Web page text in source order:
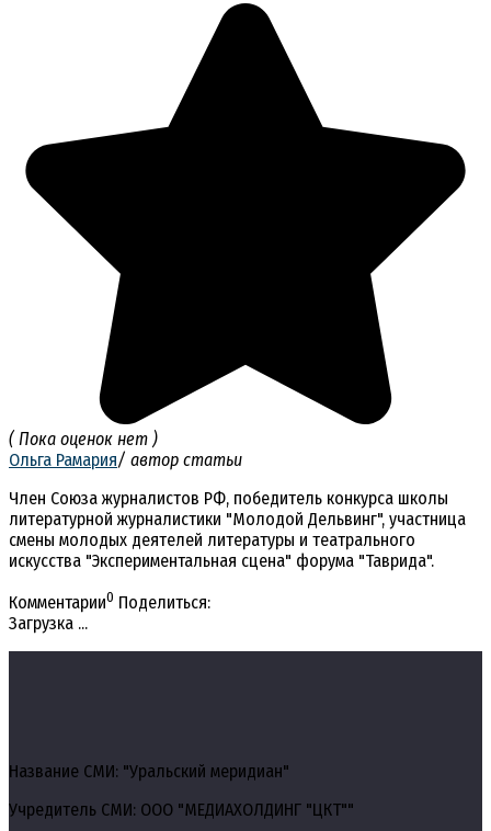
( Пока оценок нет )
Ольга Рамария/ автор статьи
Член Союза журналистов РФ, победитель конкурса школы
литературной журналистики "Молодой Дельвинг", участница
смены молодых деятелей литературы и театрального
искусства "Экспериментальная сцена" форума "Таврида".
Комментарии0 Поделиться:
Загрузка ...
Название СМИ: "Уральский меридиан"
Учредитель СМИ: ООО "МЕДИАХОЛДИНГ "ЦКТ""